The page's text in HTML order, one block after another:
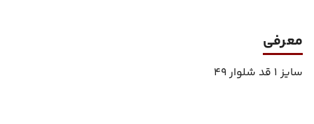
معرفی
سایز 1 قد شلوار 49